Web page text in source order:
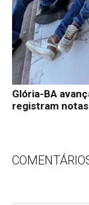
Glória-BA
registram